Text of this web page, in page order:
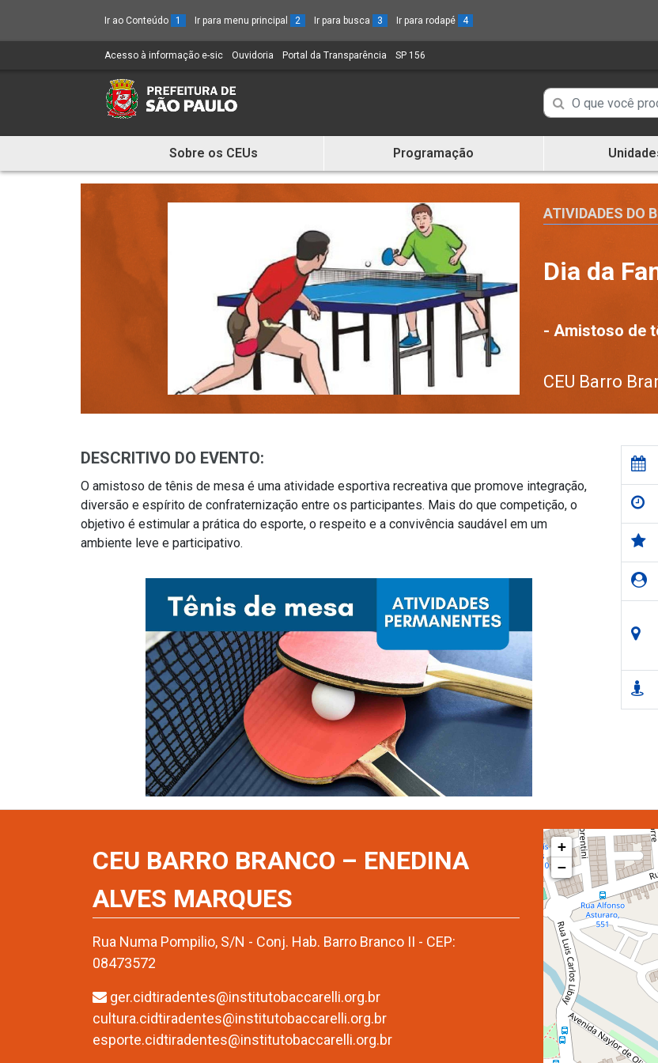
Ir ao Conteúdo 1 Ir para menu principal 2 Ir para busca 3 Ir para rodapé 4
Acesso à informação e-sic (Link
um
novo
Ouvidoria (Link
Portal da Transparência (Link
SP 156
Campo
de
de
informações
Campo
de
Busca
informações
e
Sobre os CEUs Programação
ATIVIDADES DO
Dia da
- Amistoso de
CEU Barro
DESCRITIVO DO EVENTO:
O amistoso de tênis de mesa é uma atividade esportiva recreativa que promove integração,
diversão e espírito de confraternização entre os participantes. Mais do que competição, o
objetivo é estimular a prática do esporte, o respeito e a convivência saudável em um
ambiente leve e participativo.
CEU BARRO BRANCO – ENEDINA
ALVES MARQUES
Rua Numa Pompilio, S/N - Conj. Hab. Barro Branco II - CEP:
08473572
ger.cidtiradentes@institutobaccarelli.org.br
cultura.cidtiradentes@institutobaccarelli.org.br
esporte.cidtiradentes@institutobaccarelli.org.br
+
−